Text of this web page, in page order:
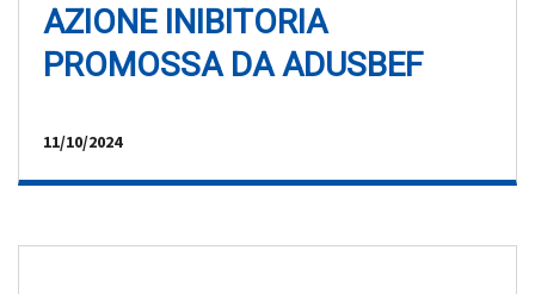
AZIONE INIBITORIA
PROMOSSA DA ADUSBEF
11/10/2024